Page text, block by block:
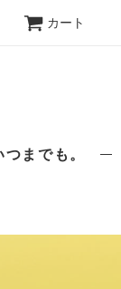
カート
までも。